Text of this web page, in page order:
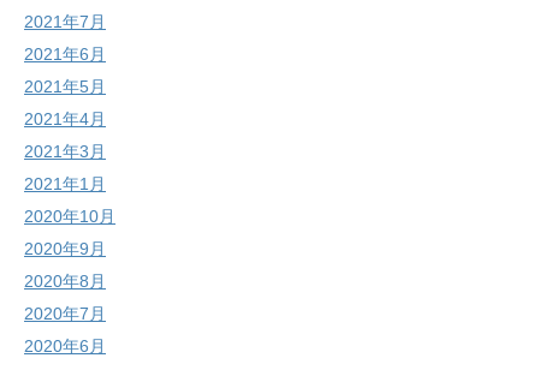
2021年7月
2021年6月
2021年5月
2021年4月
2021年3月
2021年1月
2020年10月
2020年9月
2020年8月
2020年7月
2020年6月